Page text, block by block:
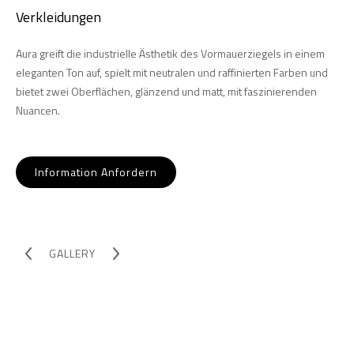
Verkleidungen
Aura greift die industrielle Ästhetik des Vormauerziegels in einem
eleganten Ton auf, spielt mit neutralen und raffinierten Farben und
bietet zwei Oberflächen, glänzend und matt, mit faszinierenden
Nuancen.
Information Anfordern
GALLERY